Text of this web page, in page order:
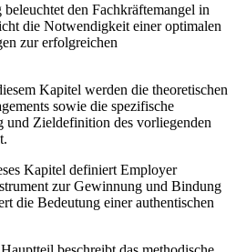
den Fachkräftemangel in
die Notwendigkeit einer optimalen
zur erfolgreichen
Kapitel werden die theoretischen
sowie die spezifische
und Zieldefinition des vorliegenden
Kapitel definiert Employer
zur Gewinnung und Bindung
die Bedeutung einer authentischen